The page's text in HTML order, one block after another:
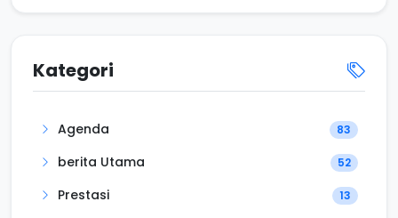
Kategori
Agenda 83
berita Utama 52
Prestasi 13